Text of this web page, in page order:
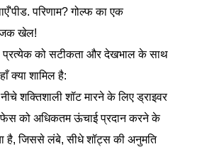
परिणाम? गोल्फ का एक
खेल!
प्रत्येक को सटीकता और देखभाल के साथ
क्या शामिल है:
शक्तिशाली शॉट मारने के लिए ड्राइवर
को अधिकतम ऊंचाई प्रदान करने के
है, जिससे लंबे, सीधे शॉट्स की अनुमति